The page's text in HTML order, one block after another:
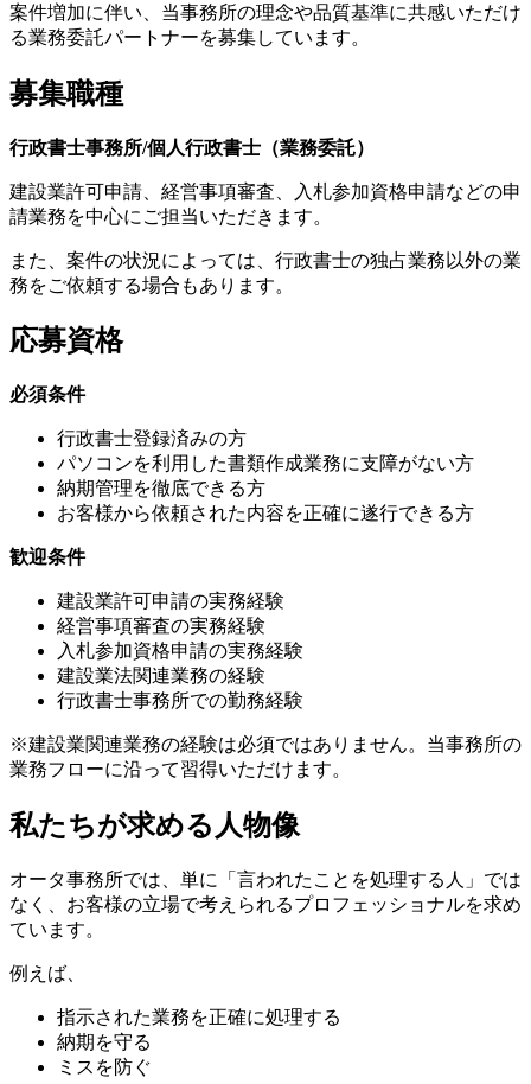
案件増加に伴い、当事務所の理念や品質基準に共感いただけ
る業務委託パートナーを募集しています。
募集職種
行政書士事務所/個人行政書士（業務委託）
建設業許可申請、経営事項審査、入札参加資格申請などの申
請業務を中心にご担当いただきます。
また、案件の状況によっては、行政書士の独占業務以外の業
務をご依頼する場合もあります。
応募資格
必須条件
行政書士登録済みの方
パソコンを利用した書類作成業務に支障がない方
納期管理を徹底できる方
お客様から依頼された内容を正確に遂行できる方
歓迎条件
建設業許可申請の実務経験
経営事項審査の実務経験
入札参加資格申請の実務経験
建設業法関連業務の経験
行政書士事務所での勤務経験
※建設業関連業務の経験は必須ではありません。当事務所の
業務フローに沿って習得いただけます。
私たちが求める人物像
オータ事務所では、単に「言われたことを処理する人」では
なく、お客様の立場で考えられるプロフェッショナルを求め
ています。
例えば、
指示された業務を正確に処理する
納期を守る
ミスを防ぐ